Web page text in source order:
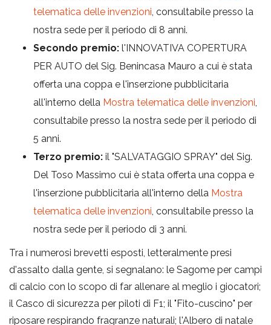
telematica delle invenzioni , consultabile presso la
nostra sede per il periodo di 8 anni.
Secondo premio: l'INNOVATIVA COPERTURA
PER AUTO del Sig. Benincasa Mauro a cui è stata
offerta una coppa e l'inserzione pubblicitaria
all'interno della Mostra telematica delle invenzioni
consultabile presso la nostra sede per il periodo di
5 anni.
Terzo premio: il "SALVATAGGIO SPRAY" del Sig.
Del Toso Massimo cui è stata offerta una coppa e
l'inserzione pubblicitaria all'interno della Mostra
telematica delle invenzioni , consultabile presso la
nostra sede per il periodo di 3 anni.
Tra i numerosi brevetti esposti, letteralmente presi
d'assalto dalla gente, si segnalano: le Sagome per campi
di calcio con lo scopo di far allenare al meglio i giocatori;
il Casco di sicurezza per piloti di F1; il "Fito-cuscino" per
riposare respirando fragranze naturali; l'Albero di natale